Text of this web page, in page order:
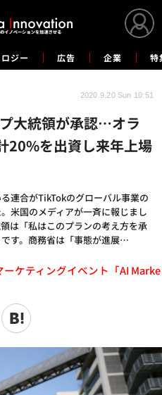
ジー 広告 企業 特
大統領が承認…オラ
20%を出資し来年上場
連合がTikTokのグローバル事業の
米国のメディアが一斉に報じまし
は「私はこのプランの考え方を承
す。商務省は「事態が進展…
2020.9.20 Sun 10:51
ケティングイベント「AI Marke